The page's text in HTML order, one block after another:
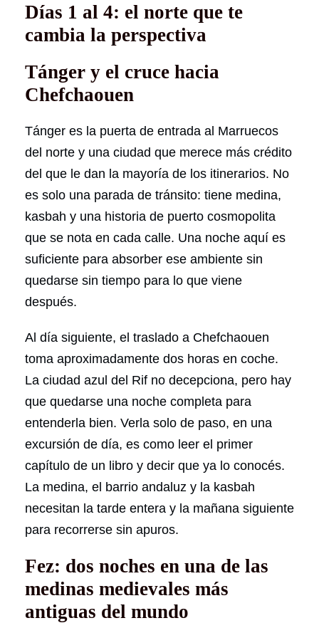
Días 1 al 4: el norte que te
cambia la perspectiva
Tánger y el cruce hacia
Chefchaouen
Tánger es la puerta de entrada al Marruecos
del norte y una ciudad que merece más crédito
del que le dan la mayoría de los itinerarios. No
es solo una parada de tránsito: tiene medina,
kasbah y una historia de puerto cosmopolita
que se nota en cada calle. Una noche aquí es
suficiente para absorber ese ambiente sin
quedarse sin tiempo para lo que viene
después.
Al día siguiente, el traslado a Chefchaouen
toma aproximadamente dos horas en coche.
La ciudad azul del Rif no decepciona, pero hay
que quedarse una noche completa para
entenderla bien. Verla solo de paso, en una
excursión de día, es como leer el primer
capítulo de un libro y decir que ya lo conocés.
La medina, el barrio andaluz y la kasbah
necesitan la tarde entera y la mañana siguiente
para recorrerse sin apuros.
Fez: dos noches en una de las
medinas medievales más
antiguas del mundo